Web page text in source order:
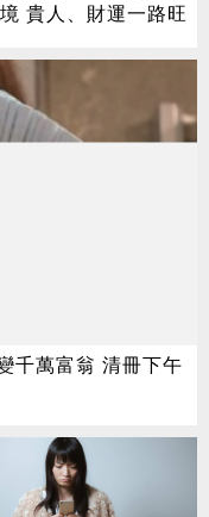
貴人、財運一路旺
千萬富翁 清冊下午